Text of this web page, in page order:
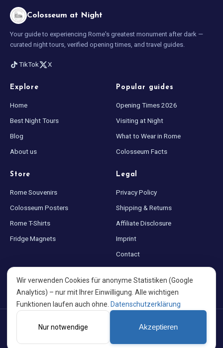
Colosseum at Night
Your guide to experiencing Rome's greatest monument after dark —
curated night tours, verified opening times, and travel guides.
TikTok X
Explore
Home
Best Night Tours
Blog
About us
Popular guides
Opening Times 2026
Visiting at Night
What to Wear in Rome
Colosseum Facts
Store
Rome Souvenirs
Colosseum Posters
Rome T-Shirts
Fridge Magnets
Legal
Privacy Policy
Shipping & Returns
Affiliate Disclosure
Imprint
Contact
Sitemap
Cookie settings
Colosseum at Night · Made with ♥ for Rome · A project by
EN
DE ES FR IT
Wir verwenden Cookies für anonyme Statistiken (Google
Analytics) – nur mit Ihrer Einwilligung. Alle wichtigen
Funktionen laufen auch ohne. Datenschutzerklärung
Nur notwendige Akzeptieren